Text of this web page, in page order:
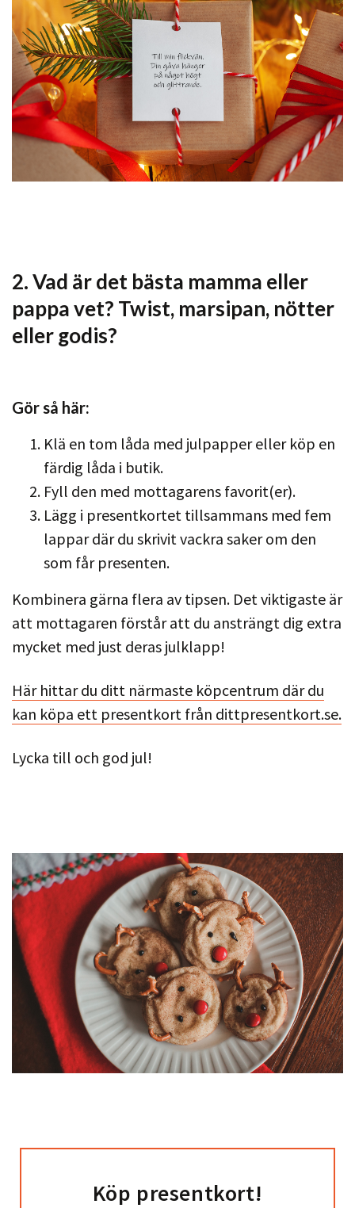
2. Vad är det bästa mamma eller
pappa vet? Twist, marsipan, nötter
eller godis?
Gör så här:
Klä en tom låda med julpapper eller köp en
färdig låda i butik.
Fyll den med mottagarens favorit(er).
Lägg i presentkortet tillsammans med fem
lappar där du skrivit vackra saker om den
som får presenten.
Kombinera gärna flera av tipsen. Det viktigaste är
att mottagaren förstår att du ansträngt dig extra
mycket med just deras julklapp!
Här hittar du ditt närmaste köpcentrum där du
kan köpa ett presentkort från dittpresentkort.se.
Lycka till och god jul!
Köp presentkort!